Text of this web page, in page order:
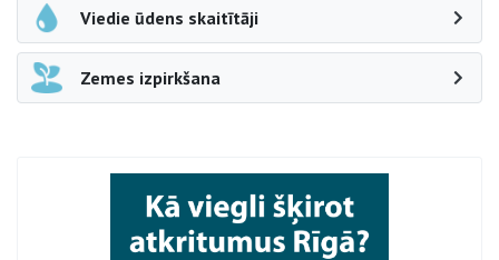
Viedie ūdens skaitītāji
Zemes izpirkšana